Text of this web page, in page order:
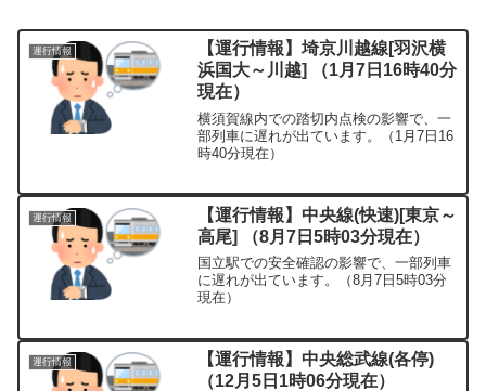
運行情報
【運行情報】埼京川越線[羽沢横
浜国大～川越] （1月7日16時40分
現在）
横須賀線内での踏切内点検の影響で、一
部列車に遅れが出ています。（1月7日16
時40分現在）
運行情報
【運行情報】中央線(快速)[東京～
高尾] （8月7日5時03分現在）
国立駅での安全確認の影響で、一部列車
に遅れが出ています。（8月7日5時03分
現在）
運行情報
【運行情報】中央総武線(各停)
（12月5日1時06分現在）